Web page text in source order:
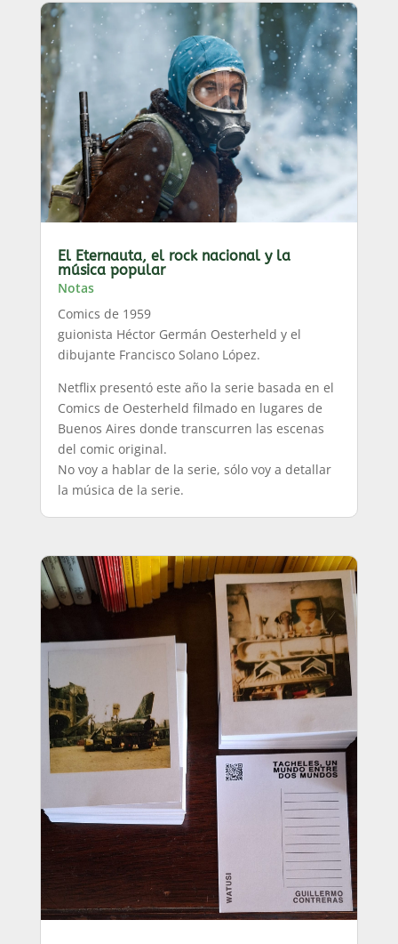
El Eternauta, el rock nacional y la
música popular
Notas
Comics de 1959
guionista Héctor Germán Oesterheld y el
dibujante Francisco Solano López.
Netflix presentó este año la serie basada en el
Comics de Oesterheld filmado en lugares de
Buenos Aires donde transcurren las escenas
del comic original.
No voy a hablar de la serie, sólo voy a detallar
la música de la serie.